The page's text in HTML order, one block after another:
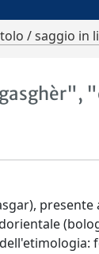
/ saggio in